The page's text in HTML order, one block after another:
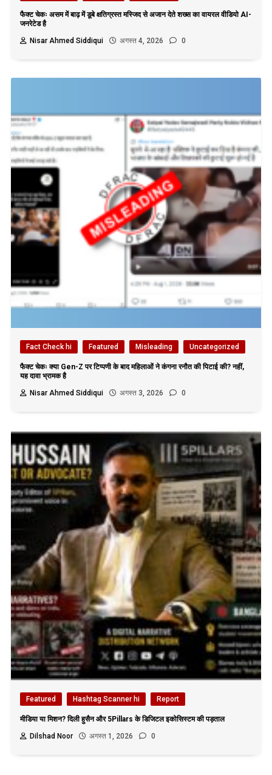
फैक्ट चेकः असम में बाढ़ में डूबे क्षतिग्रस्त मस्जिद से अजान देते शख्स का वायरल वीडियो AI-
जनरेटेड है
Nisar Ahmed Siddiqui
अगस्त 4, 2026 0
Fact Check hi Featured Misleading Uncategorized
फैक्ट चेकः क्या Gen-Z पर टिप्पणी के बाद महिलाओं ने कंगना रनौत की पिटाई की? नहीं,
यह दावा भ्रामक है
Nisar Ahmed Siddiqui
अगस्त 3, 2026 0
Featured Hashtag Scanner hi Report
मीडिया या मिशन? दिली हुसैन और 5Pillars के डिजिटल इकोसिस्टम की पड़ताल
Dilshad Noor
अगस्त 1, 2026 0